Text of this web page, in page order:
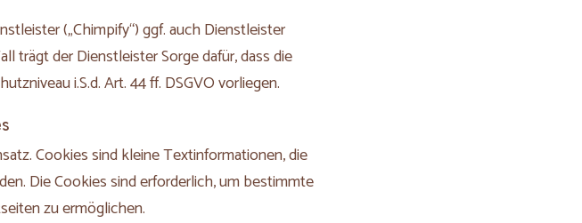
(„Chimpify“) ggf. auch Dienstleister
trägt der Dienstleister Sorge dafür, dass die
i.S.d. Art. 44 ff. DSGVO vorliegen.
Cookies sind kleine Textinformationen, die
Die Cookies sind erforderlich, um bestimmte
zu ermöglichen.